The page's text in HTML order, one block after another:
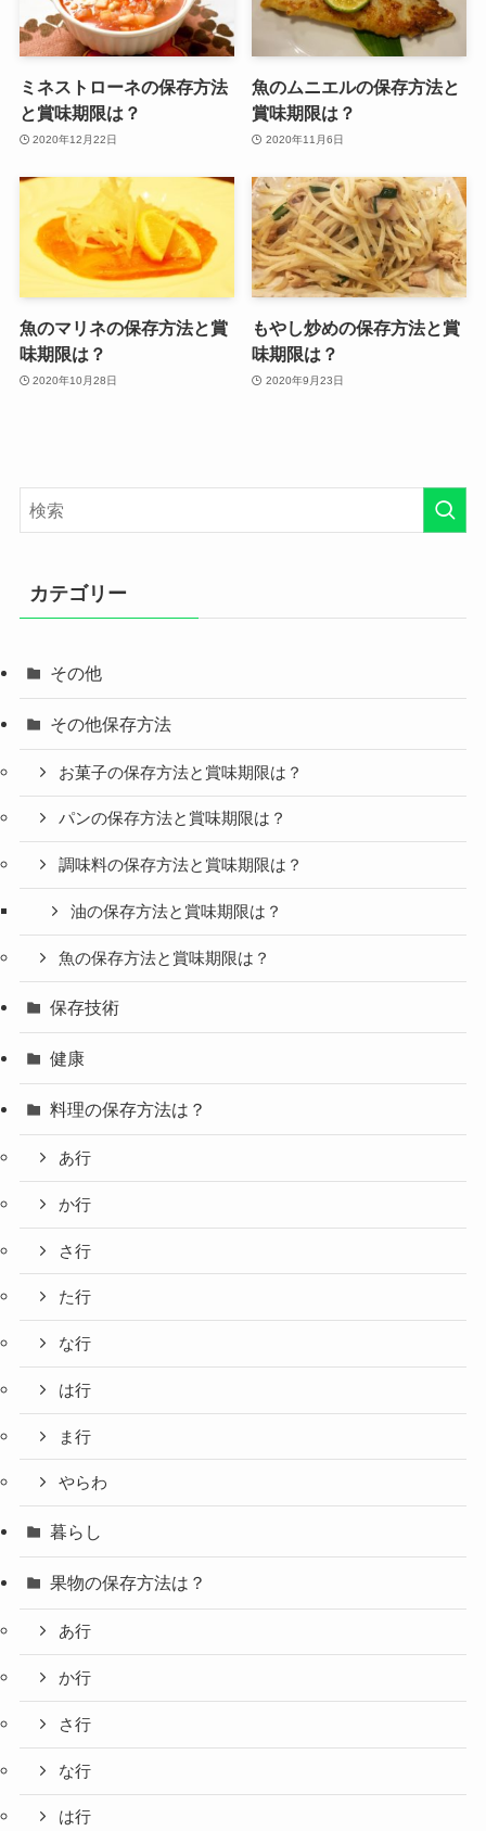
ミネストローネの保存方法
と賞味期限は？
2020年12月22日
魚のムニエルの保存方法と
賞味期限は？
2020年11月6日
魚のマリネの保存方法と賞
味期限は？
2020年10月28日
もやし炒めの保存方法と賞
味期限は？
2020年9月23日
カテゴリー
その他
その他保存方法
お菓子の保存方法と賞味期限は？
パンの保存方法と賞味期限は？
調味料の保存方法と賞味期限は？
油の保存方法と賞味期限は？
魚の保存方法と賞味期限は？
保存技術
健康
料理の保存方法は？
あ行
か行
さ行
た行
な行
は行
ま行
やらわ
暮らし
果物の保存方法は？
あ行
か行
さ行
な行
は行